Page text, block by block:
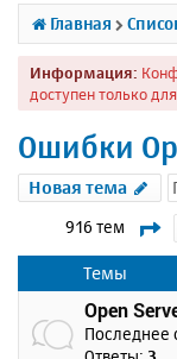
ы
л
к
Главная
Информация:
доступен только
Ошибки
Новая тема
916 тем
Темы
Open
Последнее